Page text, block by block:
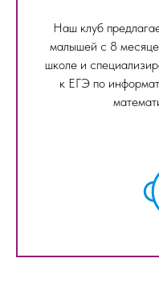
Наш клуб
малышей с 8
школе и
к ЕГЭ по